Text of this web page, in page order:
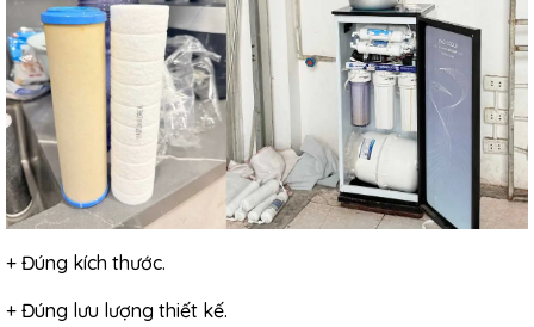
+ Đúng kích thước.
+ Đúng lưu lượng thiết kế.